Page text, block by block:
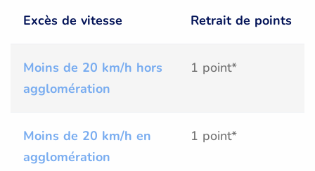
Excès de vitesse Retrait de points
Moins de 20 km/h hors
agglomération
1 point*
Moins de 20 km/h en
agglomération
1 point*